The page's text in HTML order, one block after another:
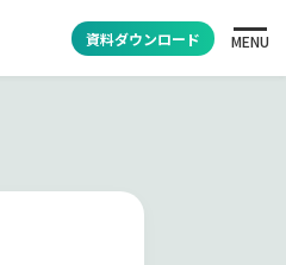
資料ダウンロード MENU